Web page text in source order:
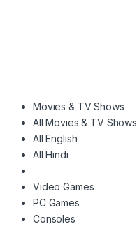
Movies & TV Shows
All Movies & TV Shows
All English
All Hindi
Video Games
PC Games
Consoles